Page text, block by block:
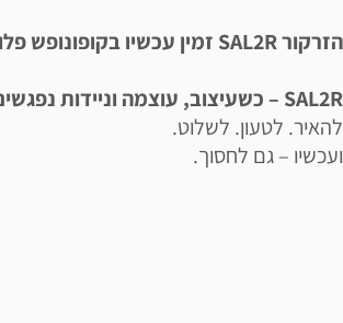
הזרקור SAL2R זמין עכשיו בקופונופש פלוס, במחיר מיוחד!
SAL2R – כשעיצוב, עוצמה וניידות נפגשים במקום אחד.
להאיר. לטעון. לשלוט.
ועכשיו – גם לחסוך.